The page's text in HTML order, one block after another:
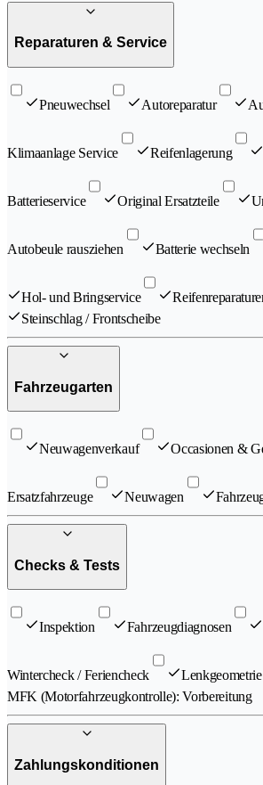
Reparaturen & Service
Pneuwechsel Autoreparatur
Klimaanlage Service Reifenlagerung
Batterieservice Original Ersatzteile
Autobeule rausziehen Batterie wechseln
Hol- und Bringservice
Steinschlag / Frontscheibe
Fahrzeugarten
Neuwagenverkauf Occasionen &
Ersatzfahrzeuge Neuwagen
Checks & Tests
Inspektion Fahrzeugdiagnosen
Wintercheck / Feriencheck Lenkgeometrie
MFK (Motorfahrzeugkontrolle): Vorbereitung
Zahlungskonditionen